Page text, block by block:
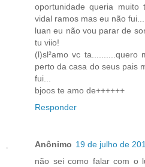
oportunidade queria
vidal ramos mas eu não fui....
luan eu não vou parar de
tu viio!
(l)sl²amo vc
perto da casa do seus pais
fui...
bjoos te amo de++++++
Responder
Anônimo 19 de julho de
não sei como falar com o